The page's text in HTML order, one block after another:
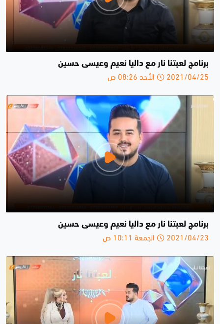
برنامج لعبتنا نار مع داليا نعيم وعيسى حسين
2021/04/25 الأحد 08:26 ص
برنامج لعبتنا نار مع داليا نعيم وعيسى حسين
2021/04/23 الجمعة 10:11 ص